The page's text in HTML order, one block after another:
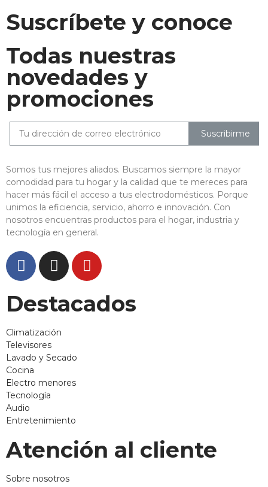
Suscríbete y conoce
Todas nuestras
novedades y
promociones
Suscribirme
Somos tus mejores aliados. Buscamos siempre la mayor
comodidad para tu hogar y la calidad que te mereces para
hacer más fácil el acceso a tus electrodomésticos. Porque
unimos la eficiencia, servicio, ahorro e innovación. Con
nosotros encuentras productos para el hogar, industria y
tecnología en general.
Destacados
Climatización
Televisores
Lavado y Secado
Cocina
Electro menores
Tecnología
Audio
Entretenimiento
Atención al cliente
Sobre nosotros